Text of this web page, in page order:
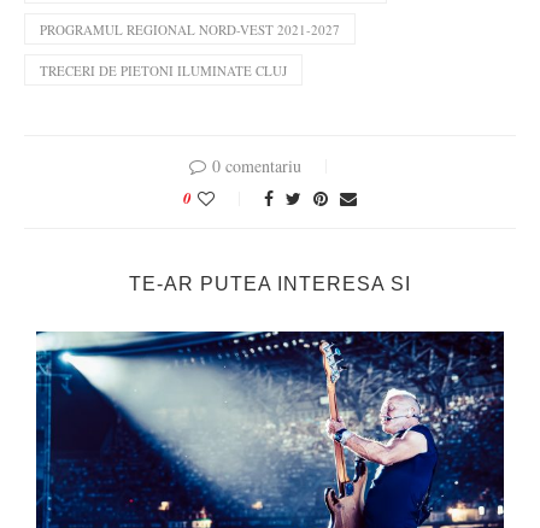
PROGRAMUL REGIONAL NORD-VEST 2021-2027
TRECERI DE PIETONI ILUMINATE CLUJ
0 comentariu
0
TE-AR PUTEA INTERESA SI